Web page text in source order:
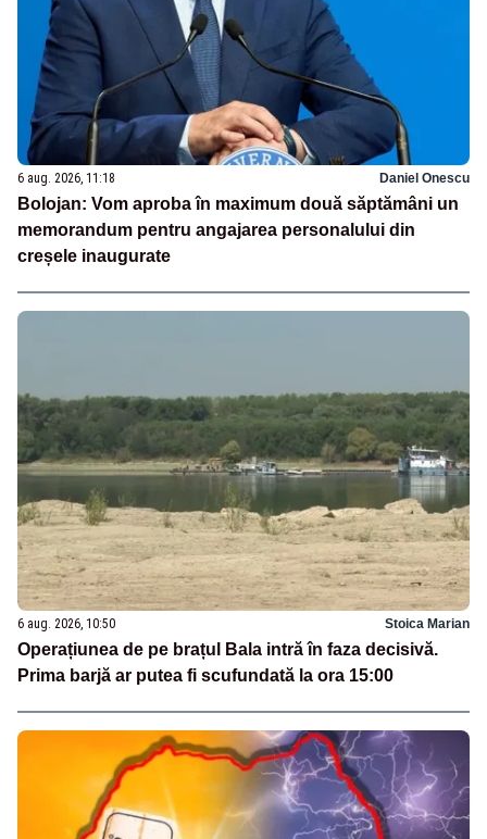
6 aug. 2026, 11:18 Daniel Onescu
Bolojan: Vom aproba în maximum două săptămâni un
memorandum pentru angajarea personalului din
creșele inaugurate
6 aug. 2026, 10:50 Stoica Marian
Operațiunea de pe brațul Bala intră în faza decisivă.
Prima barjă ar putea fi scufundată la ora 15:00